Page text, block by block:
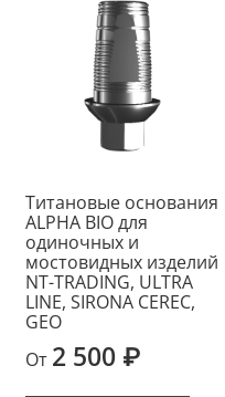
Титановые основания
ALPHA BIO для
одиночных и
мостовидных изделий
NT-TRADING, ULTRA
LINE, SIRONA CEREC,
GEO
От 2 500 ₽